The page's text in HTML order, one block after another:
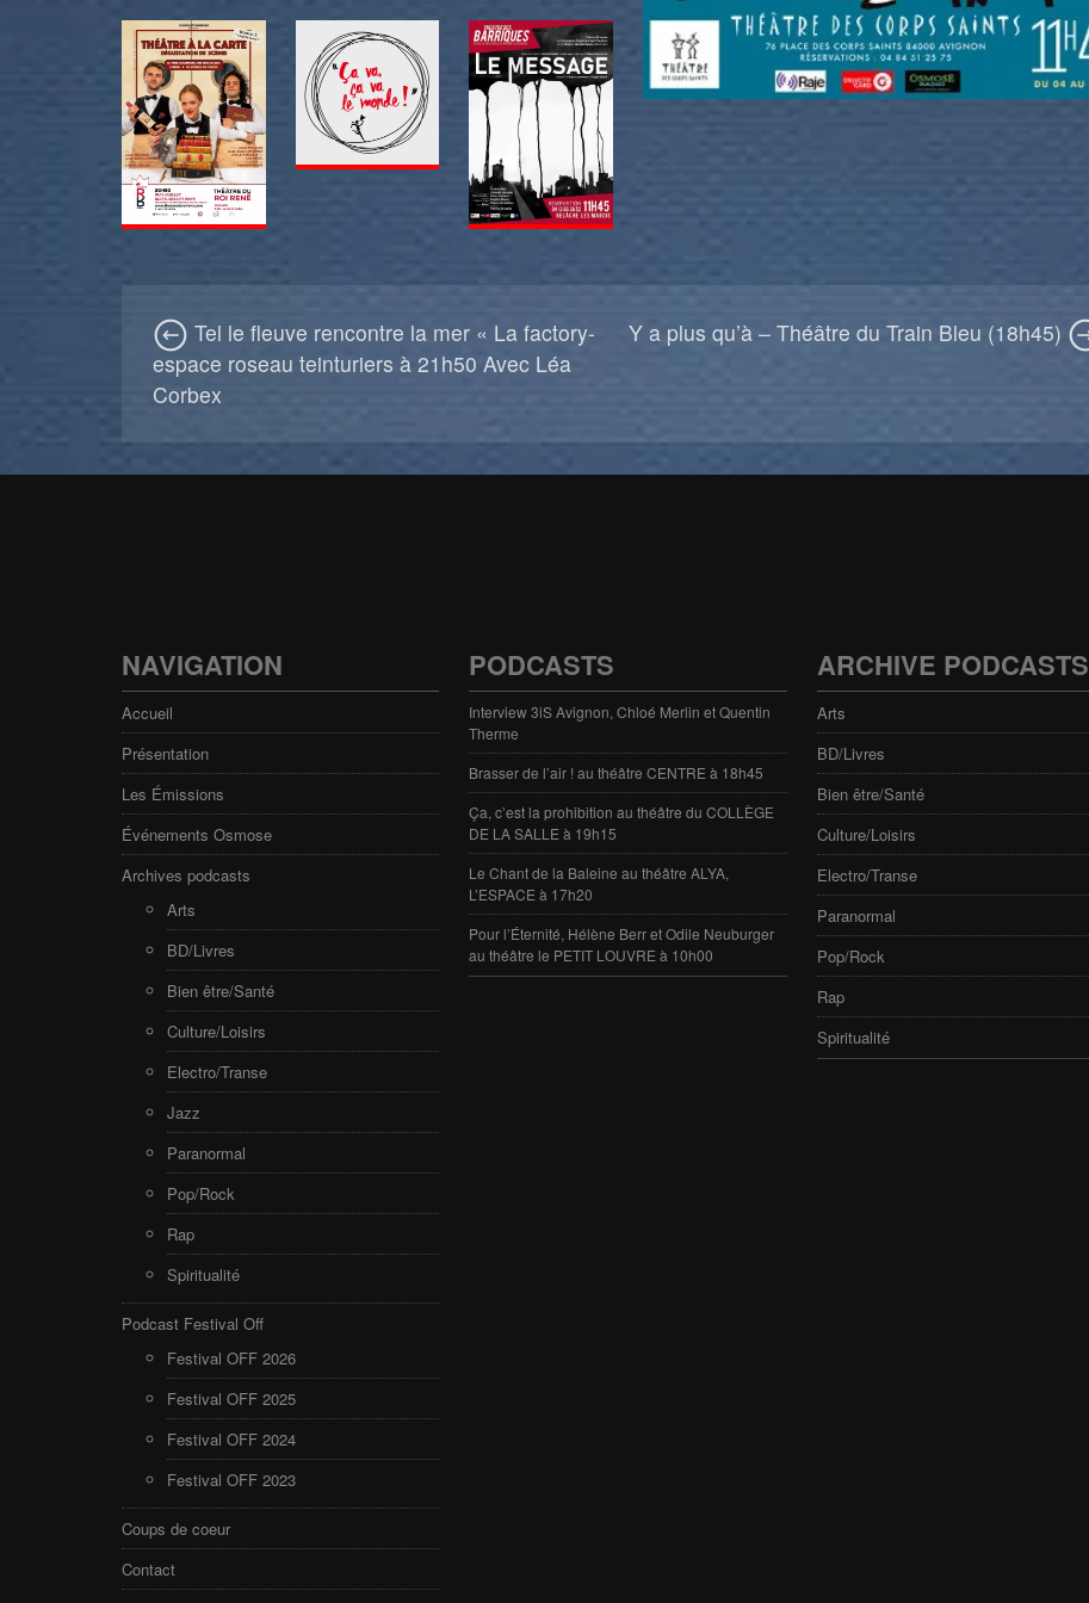
Tel le fleuve rencontre la mer « La factory-
espace roseau teinturiers à 21h50 Avec Léa
Corbex
Y a plus qu’à – Théâtre du Train Bleu (18h45)
NAVIGATION
Accueil
Présentation
Les Émissions
Événements Osmose
Archives podcasts
Arts
BD/Livres
Bien être/Santé
Culture/Loisirs
Electro/Transe
Jazz
Paranormal
Pop/Rock
Rap
Spiritualité
Podcast Festival Off
Festival OFF 2026
Festival OFF 2025
Festival OFF 2024
Festival OFF 2023
Coups de coeur
Contact
PODCASTS
Interview 3iS Avignon, Chloé Merlin et Quentin
Therme
Brasser de l’air ! au théâtre CENTRE à 18h45
Ça, c’est la prohibition au théâtre du COLLÈGE
DE LA SALLE à 19h15
Le Chant de la Baleine au théâtre ALYA,
L’ESPACE à 17h20
Pour l’Éternité, Hélène Berr et Odile Neuburger
au théâtre le PETIT LOUVRE à 10h00
ARCHIVE PODCASTS
Arts
BD/Livres
Bien être/Santé
Culture/Loisirs
Electro/Transe
Paranormal
Pop/Rock
Rap
Spiritualité